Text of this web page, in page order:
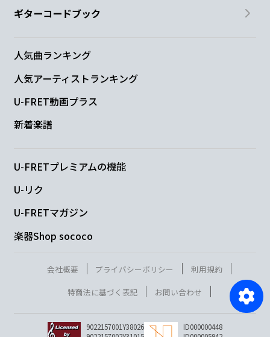
ギターコードブック
人気曲ランキング
人気アーティストランキング
U-FRET動画プラス
新着楽譜
U-FRETプレミアムの機能
U-リク
U-FRETマガジン
楽器Shop sococo
会社概要 プライバシーポリシー
利用規約
特商法に基づく表記
お問い合わせ
9022157001Y38026
ID000000448